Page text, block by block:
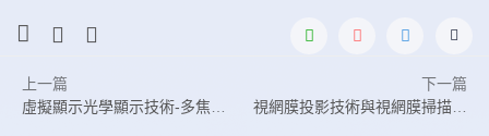
上一篇
虛擬顯示光學顯示技術-多焦面頭盔顯示技術
下一篇
視網膜投影技術與視網膜掃描顯示技術